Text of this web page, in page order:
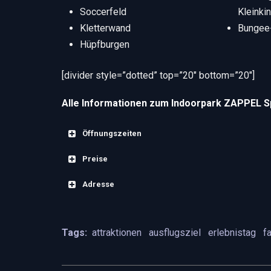
Soccerfeld
Kletterwand
Hüpfburgen
[divider style=”dotted” top=”20″ bottom=”20″]
Alle Informationen zum Indoorpark ZAPPEL
Öffnungszeiten
Der Indoorpark ZAPPEL Spielarena hat zu
Preise
Indoorpark ZAPPEL Spielarena –
Adresse
Deutschland
Tags: attraktionen ausflugsziel erlebnistag